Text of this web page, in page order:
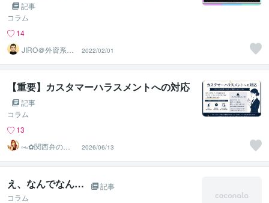
記事
コラム
14
JIRO＠外資系コ
ンサル・英語育
児
2022/02/01
【重要】カスタマーハラスメントへの対応
記事
コラム
13
⑅⁠˖⁠✿⁠関西弁のこ
ころん✿⁠⁠˖⁠⑅
2026/06/13
え、なんでなん…
記事
コラム